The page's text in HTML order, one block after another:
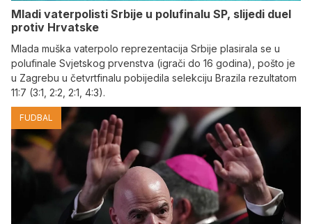
Mladi vaterpolisti Srbije u polufinalu SP, slijedi duel
protiv Hrvatske
Mlada muška vaterpolo reprezentacija Srbije plasirala se u
polufinale Svjetskog prvenstva (igrači do 16 godina), pošto je
u Zagrebu u četvrtfinalu pobijedila selekciju Brazila rezultatom
11:7 (3:1, 2:2, 2:1, 4:3).
FUDBAL